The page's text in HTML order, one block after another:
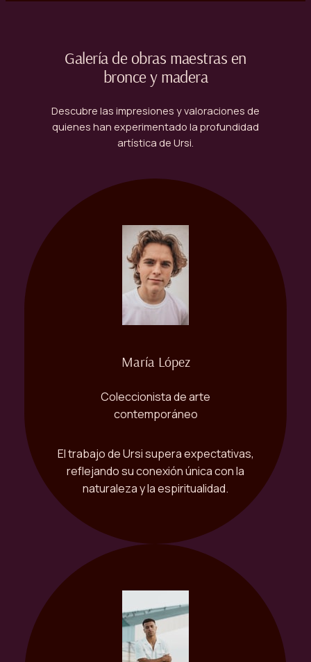
Galería de obras maestras en
bronce y madera
Descubre las impresiones y valoraciones de
quienes han experimentado la profundidad
artística de Ursi.
María López
Coleccionista de arte
contemporáneo
El trabajo de Ursi supera expectativas,
reflejando su conexión única con la
naturaleza y la espiritualidad.